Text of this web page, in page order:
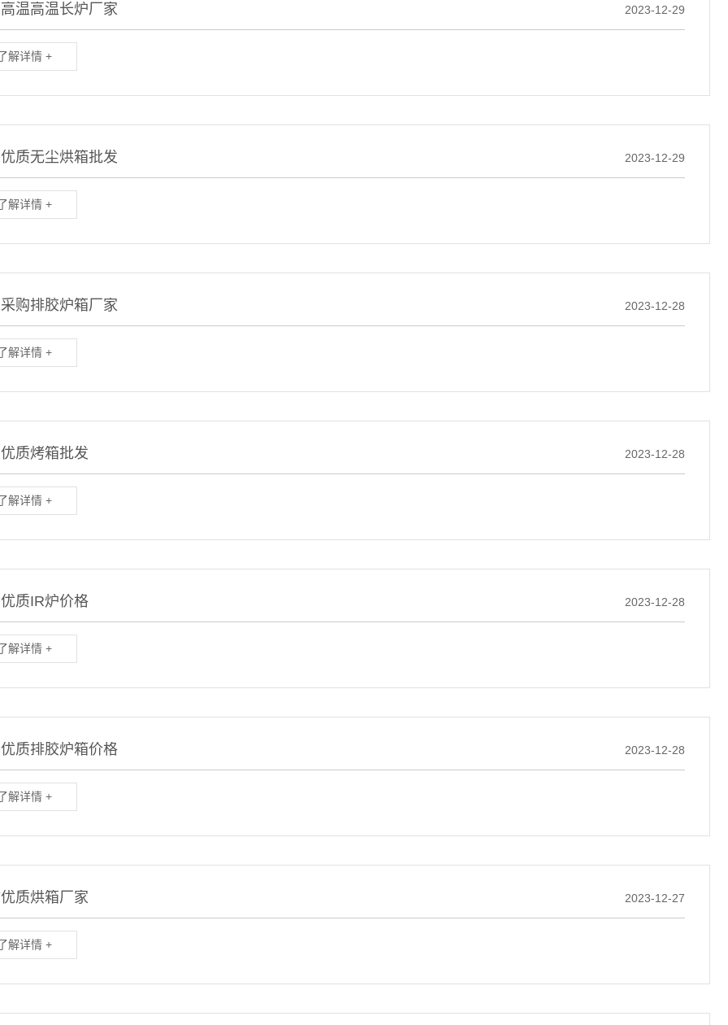
温高温长炉厂家 2023-12-29
解详情 +
质无尘烘箱批发 2023-12-29
解详情 +
购排胶炉箱厂家 2023-12-28
解详情 +
质烤箱批发 2023-12-28
解详情 +
质IR炉价格 2023-12-28
解详情 +
质排胶炉箱价格 2023-12-28
解详情 +
质烘箱厂家 2023-12-27
解详情 +